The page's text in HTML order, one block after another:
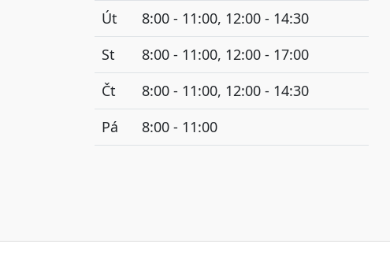
Út
8:00 - 11:00, 12:00 - 14:30
St
8:00 - 11:00, 12:00 - 17:00
Čt
8:00 - 11:00, 12:00 - 14:30
Pá
8:00 - 11:00